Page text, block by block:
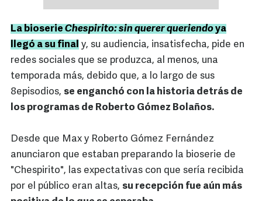
La bioserie Chespirito: sin querer queriendoya
llegó a su final y, su audiencia, insatisfecha, pide en
redes sociales que se produzca, al menos, una
temporada más, debido que, a lo largo de sus
8episodios, se enganchó con la historia detrás de
los programas de Roberto Gómez Bolaños.
Desde que Max y Roberto Gómez Fernández
anunciaron que estaban preparando la bioserie de
"Chespirito", las expectativas con que sería recibida
por el público eran altas, su recepción fue aún más